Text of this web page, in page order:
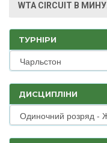
WTA CIRCUIT В
ТУРНІРИ
ДИСЦИПЛІНИ